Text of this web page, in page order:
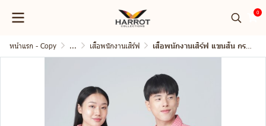
0
หน้าแรก - Copy ... เสื้อพนักงานเสิร์ฟ เสื้อพนักงานเสิร์ฟ แขนสั้น กระดุม 2 แถว